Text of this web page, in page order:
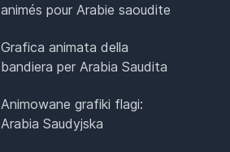
animés pour Arabie saoudite
Grafica animata della
bandiera per Arabia Saudita
Animowane grafiki flagi:
Arabia Saudyjska